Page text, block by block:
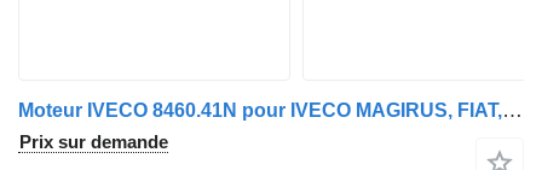
Moteur IVECO 8460.41N pour IVECO MAGIRUS, FIAT, UNIC
Prix sur demande